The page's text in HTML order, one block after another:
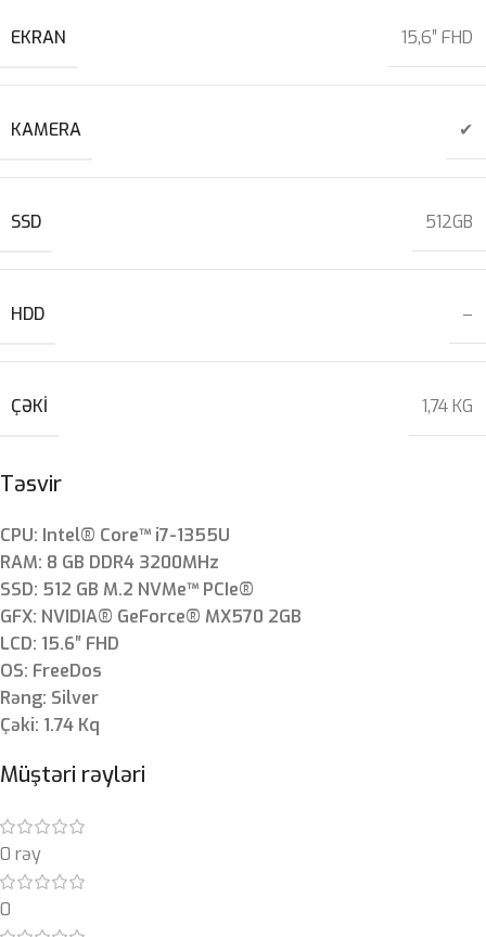
Təsvir
CPU: Intel® Core™ i7-1355U
RAM: 8 GB DDR4 3200MHz
SSD: 512 GB M.2 NVMe™ PCIe®
GFX: NVIDIA® GeForce® MX570 2GB
LCD: 15.6″ FHD
OS: FreeDos
Rəng: Silver
Çəki: 1.74 Kq
EKRAN 15,6″ FHD
KAMERA ✔
SSD 512GB
HDD –
ÇƏKI 1,74 KG
Müştəri rəyləri
0 rəy
0